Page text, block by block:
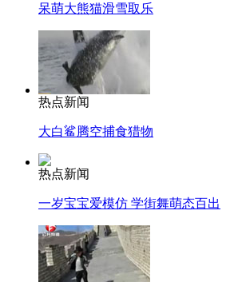
呆萌大熊猫滑雪取乐
热点新闻
大白鲨腾空捕食猎物
热点新闻
一岁宝宝爱模仿 学街舞萌态百出